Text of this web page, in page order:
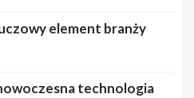
element branży
technologia